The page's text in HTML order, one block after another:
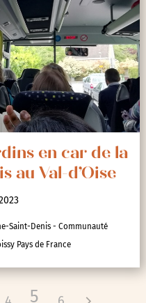
en car de la
au Val-d’Oise
Saint-Denis - Communauté
Pays de France
5